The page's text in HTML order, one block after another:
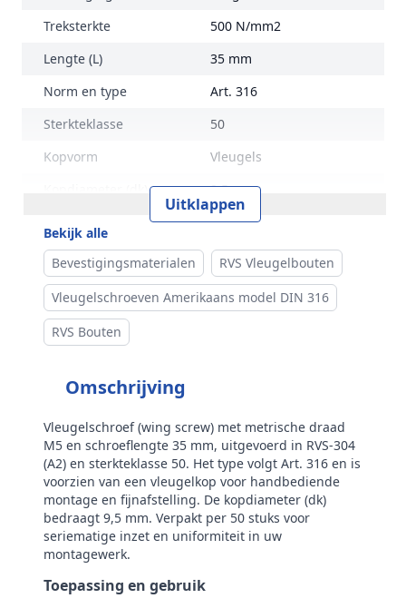
Treksterkte
500 N/mm2
Lengte (L)
35 mm
Norm en type
Art. 316
Sterkteklasse
50
Kopvorm
Vleugels
9,5 mm
Gewicht per 100 stuks
0,91 kg
Inhoud verpakking
50
Merk
RVS Products
Uitklappen
Bekijk alle
Bevestigingsmaterialen
RVS Vleugelbouten
Vleugelschroeven Amerikaans model DIN 316
RVS Bouten
Omschrijving
Vleugelschroef (wing screw) met metrische draad
M5 en schroeflengte 35 mm, uitgevoerd in RVS‑304
(A2) en sterkteklasse 50. Het type volgt Art. 316 en is
voorzien van een vleugelkop voor handbediende
montage en fijnafstelling. De kopdiameter (dk)
bedraagt 9,5 mm. Verpakt per 50 stuks voor
seriematige inzet en uniformiteit in uw
montagewerk.
Toepassing en gebruik